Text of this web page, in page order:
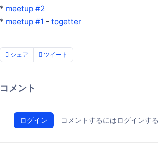
* meetup #2
* meetup #1 - togetter
シェア ツイート
コメント
ログイン コメントするにはログインす